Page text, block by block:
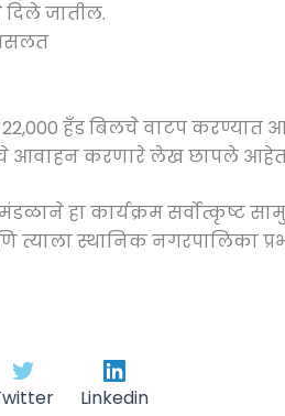
जातील.
हँड बिलचे वाटप करण्यात
आवाहन करणारे लेख छापले
मंडळाने हा कार्यक्रम सर्वोत्कृष्ट
स्थानिक नगरपालिका
Linkedin